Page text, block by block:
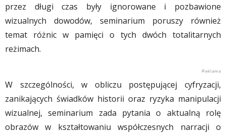
przez długi czas były ignorowane i pozbawione
wizualnych dowodów, seminarium poruszy również
temat różnic w pamięci o tych dwóch totalitarnych
reżimach.
W szczególności, w obliczu postępującej cyfryzacji,
zanikających świadków historii oraz ryzyka manipulacji
wizualnej, seminarium zada pytania o aktualną rolę
obrazów w kształtowaniu współczesnych narracji o